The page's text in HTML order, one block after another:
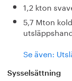
1,2 kton
5,7 Mton
Se även:
Sysselsättning